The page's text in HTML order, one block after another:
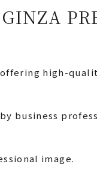
offering high-
business
image.